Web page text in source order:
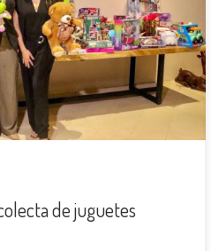
que se han sumado con sus
a niños y niñas de zonas
celebración por el día de reyes
de juguetes